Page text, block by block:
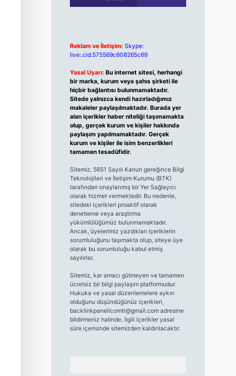
Reklam ve İletişim: Skype:
live:.cid.575569c608265c69
Yasal Uyarı: Bu internet sitesi, herhangi
bir marka, kurum veya şahıs şirketi ile
hiçbir bağlantısı bulunmamaktadır.
Sitede yalnızca kendi hazırladığımız
makaleler paylaşılmaktadır. Burada yer
alan içerikler haber niteliği taşımamakta
olup, gerçek kurum ve kişiler hakkında
paylaşım yapılmamaktadır. Gerçek
kurum ve kişiler ile isim benzerlikleri
tamamen tesadüfidir.
Sitemiz, 5651 Sayılı Kanun gereğince Bilgi
Teknolojileri ve İletişim Kurumu (BTK)
tarafından onaylanmış bir Yer Sağlayıcı
olarak hizmet vermektedir. Bu nedenle,
sitedeki içerikleri proaktif olarak
denetleme veya araştırma
yükümlülüğümüz bulunmamaktadır.
Ancak, üyelerimiz yazdıkları içeriklerin
sorumluluğunu taşımakta olup, siteye üye
olarak bu sorumluluğu kabul etmiş
sayılırlar.
Sitemiz, kar amacı gütmeyen ve tamamen
ücretsiz bir bilgi paylaşım platformudur.
Hukuka ve yasal düzenlemelere aykırı
olduğunu düşündüğünüz içerikleri,
backlinkpanelicomtr@gmail.comadresine
bildirmeniz halinde, ilgili içerikler yasal
süre içerisinde sitemizden kaldırılacaktır.